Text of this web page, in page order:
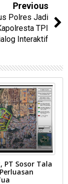
Previous
Polres Jadi
TPI
Interaktif
PT Sosor Tala